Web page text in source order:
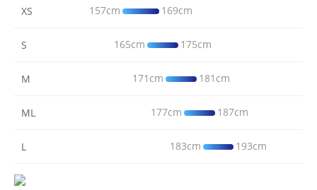
XS 157cm 169cm
S 165cm 175cm
M 171cm 181cm
ML 177cm 187cm
L 183cm 193cm